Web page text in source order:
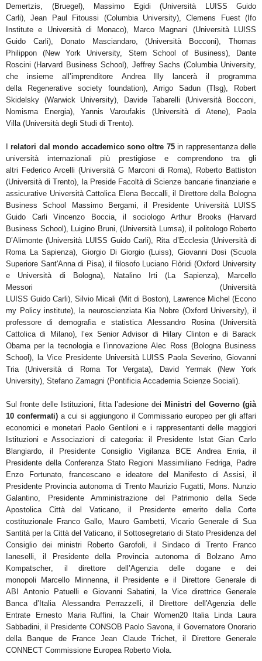
Demertzis, (Bruegel), Massimo Egidi
(Università LUISS Guido
Carli),
Jean Paul Fitoussi (Columbia University), Clemens Fuest (Ifo
Institute e Università di Monaco),
Marco Magnani
(Università LUISS
Guido Carli),
Donato Masciandaro, (Università Bocconi),
Thomas
Philippon
(New York University, Stern School of Business),
Dante
Roscini (Harvard Business School), Jeffrey Sachs (Columbia University,
che insieme all’imprenditore
Andrea Illy
lancerà il programma
della
Regenerative society foundation), Arrigo Sadun (Tlsg),
Robert
Skidelsky (Warwick University), Davide Tabarelli
(Università Bocconi,
Nomisma Energia),
Yannis Varoufakis (Università di Atene),
Paola
Villa (Università degli Studi di Trento).
relatori dal mondo accademico sono oltre 75 in rappresentanza delle
università internazionali piùprestigiose e comprendono tra gli
altri Federico Arcelli (Università G Marconi di Roma), Roberto Battiston
(Università di Trento), la Preside Facoltà di Scienze bancarie finanziarie e
assicurative Università Cattolica Elena Beccalli, il Direttore della Bologna
Business School
Massimo Bergami, il Presidente Università LUISS
Guido Carli
Vincenzo Boccia, il sociologo Arthur Brooks
(Harvard
Business School), Luigino Bruni, (Università Lumsa), il politologo Roberto
D’Alimonte (Università LUISS Guido Carli), Rita d’Ecclesia (Università di
Roma La Sapienza), Giorgio Di Giorgio (Luiss), Giovanni Dosi (Scuola
Superiore Sant'Anna di Pisa), il filosofo Luciano Flòridi (Oxford University
e Università di Bologna),
Natalino Irti (La Sapienza),
Marcello
Messori
(Università
LUISS Guido Carli), Silvio Micali (Mit di Boston), Lawrence Michel (Econo
my Policy institute), la neuroscienziata Kia Nobre (Oxford University), il
professore di demografia e statistica
Alessandro Rosina(Università
Cattolica di Milano), l’ex Senior Advisor di Hilary Clinton e di Barack
Obama per la tecnologia e l’innovazione Alec Ross (Bologna Business
School), la Vice Presidente Università LUISS Paola Severino, Giovanni
Tria
(Università di Roma Tor Vergata), David Yermak
(New York
University), Stefano Zamagni (Pontificia Accademia Scienze Sociali).
Sul fronte delle Istituzioni, fitta l’adesione dei Ministri del Governo (già
10 confermati) a cui si aggiungono il Commissario europeo per gli affari
economici e monetari
Paolo Gentiloni e i rappresentanti delle maggiori
Istituzioni e Associazioni di categoria: il Presidente Istat Gian Carlo
Blangiardo, il Presidente Consiglio Vigilanza BCE Andrea Enria, il
Presidente della Conferenza Stato Regioni Massimiliano Fedriga, Padre
Enzo
Fortunato, francescano e ideatore del Manifesto di Assisi, il
Presidente Provincia autonoma di Trento Maurizio Fugatti, Mons. Nunzio
Galantino, Presidente Amministrazione del Patrimonio della Sede
Apostolica Città del Vaticano, il Presidente emerito della Corte
costituzionale Franco Gallo, Mauro Gambetti, Vicario Generale di Sua
Santità per la Città del Vaticano, il Sottosegretario di Stato Presidenza del
Consiglio deiministri Roberto Garofoli, il Sindaco di Trento
Franco
Ianeselli, il Presidente della Provincia autonoma di Bolzano
Arno
Kompatscher, il direttore dell’Agenzia delle dogane e dei
monopoli
Marcello Minnenna, il
Presidente e il Direttore Generale di
ABI
Antonio Patuelli e Giovanni Sabatini, la Vice direttrice Generale
Banca d’Italia
Alessandra Perrazzelli, il Direttore dell'Agenzia delle
Entrate
Ernesto Maria Ruffini, la Chair Women20 Italia
Linda Laura
Sabbadini, il Presidente CONSOB Paolo Savona, il Governatore Onorario
della
Banque de France Jean Claude Trichet,
il Direttore Generale
CONNECT Commissione Europea Roberto Viola.